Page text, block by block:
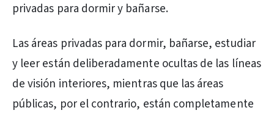
privadas para dormir y bañarse.
Las áreas privadas para dormir, bañarse, estudiar
y leer están deliberadamente ocultas de las líneas
de visión interiores, mientras que las áreas
públicas, por el contrario, están completamente